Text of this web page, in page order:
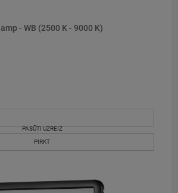
- WB (2500 K - 9000 K)
PASŪTI UZREIZ
PIRKT